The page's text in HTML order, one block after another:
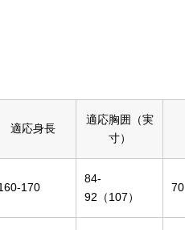
適応身長
適応胸囲（実
寸）
170
84-
92（107）
70